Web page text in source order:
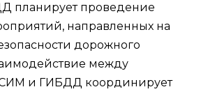
планирует проведение
направленных на
дорожного
между
и ГИБДД координирует